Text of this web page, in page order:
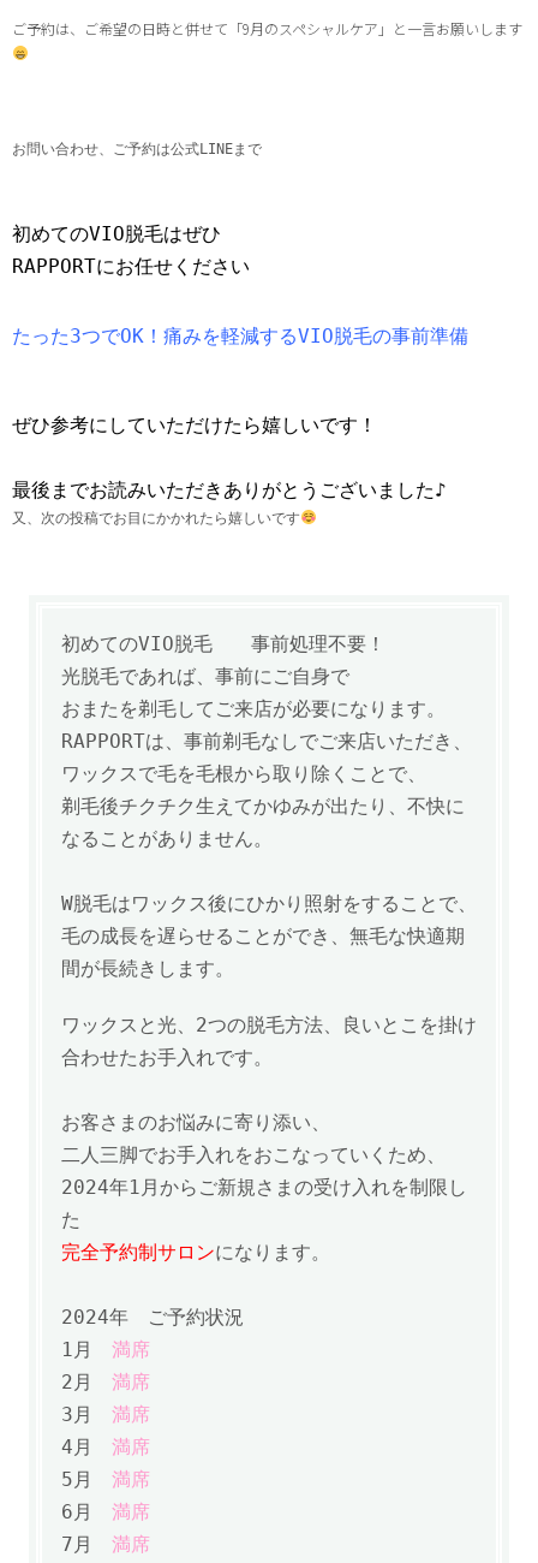
ご予約は、ご希望の日時と併せて「9月のスペシャルケア」と一言お願いします
お問い合わせ、ご予約は公式LINEまで
初めてのVIO脱毛はぜひ
RAPPORTにお任せください
たった3つでOK！痛みを軽減するVIO脱毛の事前準備
ぜひ参考にしていただけたら嬉しいです！
最後までお読みいただきありがとうございました♪
又、次の投稿でお目にかかれたら嬉しいです
初めてのVIO脱毛 事前処理不要！
光脱毛であれば、事前にご自身で
おまたを剃毛してご来店が必要になります。
RAPPORTは、事前剃毛なしでご来店いただき、
ワックスで毛を毛根から取り除くことで、
剃毛後チクチク生えてかゆみが出たり、不快に
なることがありません。
W脱毛はワックス後にひかり照射をすることで、
毛の成長を遅らせることができ、 無毛な快適期
間が長続きします。
ワックスと光、2つの脱毛方法、良いとこを掛け
合わせたお手入れです。
お客さまのお悩みに寄り添い、
二人三脚でお手入れをおこなっていくため、
2024年1月からご新規さまの受け入れを制限し
た
完全予約制サロンになります。
2024年
ご予約状況
1月 満席
2月 満席
3月 満席
4月 満席
5月 満席
6月 満席
7月 満席